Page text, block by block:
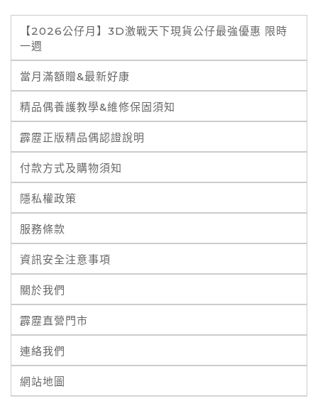
【2026公仔月】3D激戰天下現貨公仔最強優惠 限時
一週
當月滿額贈&最新好康
精品偶養護教學&維修保固須知
霹靂正版精品偶認證說明
付款方式及購物須知
隱私權政策
服務條款
資訊安全注意事項
關於我們
霹靂直營門市
連絡我們
網站地圖